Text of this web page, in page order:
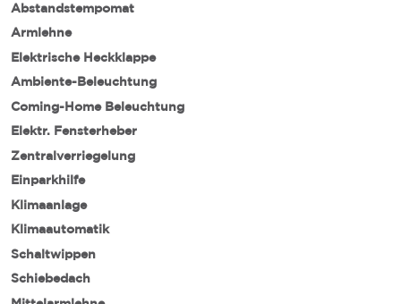
Abstandstempomat
Armlehne
Elektrische Heckklappe
Ambiente-Beleuchtung
Coming-Home Beleuchtung
Elektr. Fensterheber
Zentralverriegelung
Einparkhilfe
Klimaanlage
Klimaautomatik
Schaltwippen
Schiebedach